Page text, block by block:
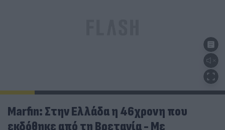
Marfin: Στην Ελλάδα η 46χρονη που
εκδόθηκε από τη Βρετανία - Με